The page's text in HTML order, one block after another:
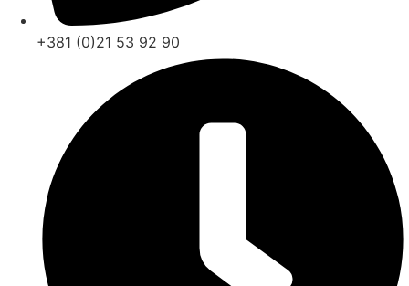
+381 (0)21 53 92 90